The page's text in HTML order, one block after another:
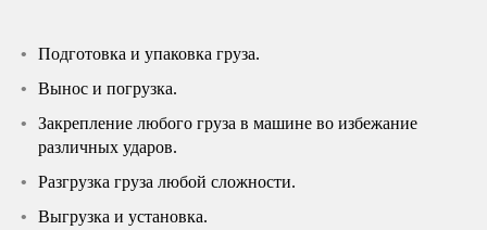
Подготовка и упаковка груза.
Вынос и погрузка.
Закрепление любого груза в машине во избежание
различных ударов.
Разгрузка груза любой сложности.
Выгрузка и установка.